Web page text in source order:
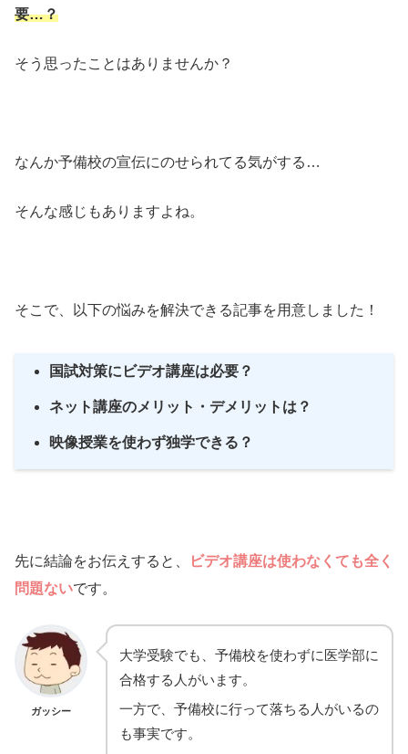
要…？
そう思ったことはありませんか？
なんか予備校の宣伝にのせられてる気がする…
そんな感じもありますよね。
そこで、以下の悩みを解決できる記事を用意しました！
国試対策にビデオ講座は必要？
ネット講座のメリット・デメリットは？
映像授業を使わず独学できる？
先に結論をお伝えすると、
ビデオ講座は使わなくても全く
問題ないです。
ガッシー
大学受験でも、予備校を使わずに医学部に
合格する人がいます。
一方で、予備校に行って落ちる人がいるの
も事実です。